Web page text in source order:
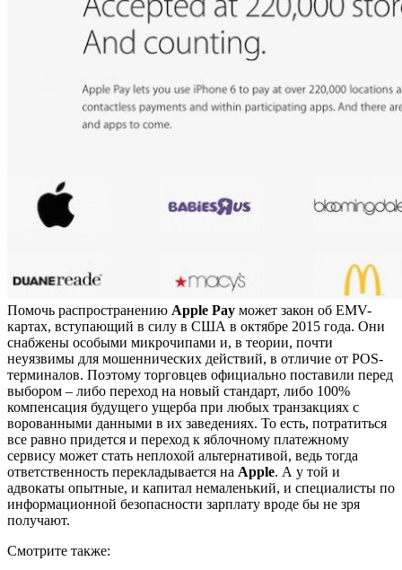
Помочь распространению Apple Pay может закон об EMV-
картах, вступающий в силу в США в октябре 2015 года. Они
снабжены особыми микрочипами и, в теории, почти
неуязвимы для мошеннических действий, в отличие от POS-
терминалов. Поэтому торговцев официально поставили перед
выбором – либо переход на новый стандарт, либо 100%
компенсация будущего ущерба при любых транзакциях с
ворованными данными в их заведениях. То есть, потратиться
все равно придется и переход к яблочному платежному
сервису может стать неплохой альтернативой, ведь тогда
ответственность перекладывается на Apple. А у той и
адвокаты опытные, и капитал немаленький, и специалисты по
информационной безопасности зарплату вроде бы не зря
получают.
Смотрите также: